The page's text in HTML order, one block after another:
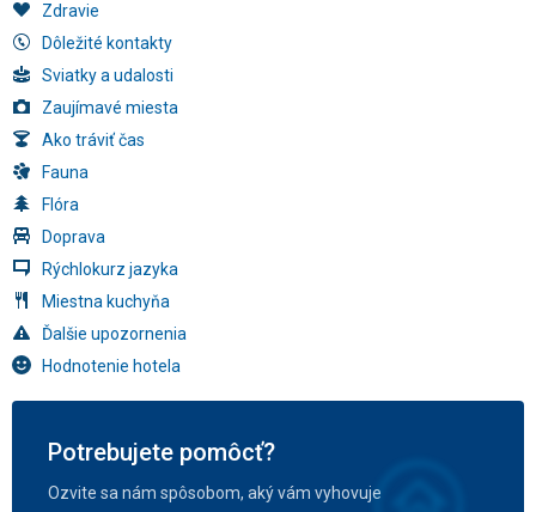
Zdravie
Dôležité kontakty
Sviatky a udalosti
Zaujímavé miesta
Ako tráviť čas
Fauna
Flóra
Doprava
Rýchlokurz jazyka
Miestna kuchyňa
Ďalšie upozornenia
Hodnotenie hotela
Potrebujete pomôcť?
Ozvite sa nám spôsobom, aký vám vyhovuje